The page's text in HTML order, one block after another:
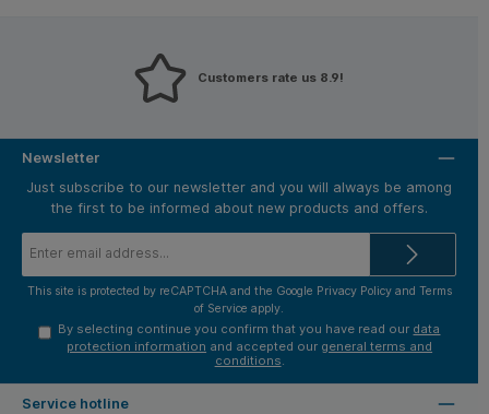
Customers rate us 8.9!
Newsletter
Just subscribe to our newsletter and you will always be among
the first to be informed about new products and offers.
This site is protected by reCAPTCHA and the Google Privacy Policyand Terms
of Service apply.
By selecting continue you confirm that you have read our data
protection information and accepted our general terms and
conditions
Service hotline